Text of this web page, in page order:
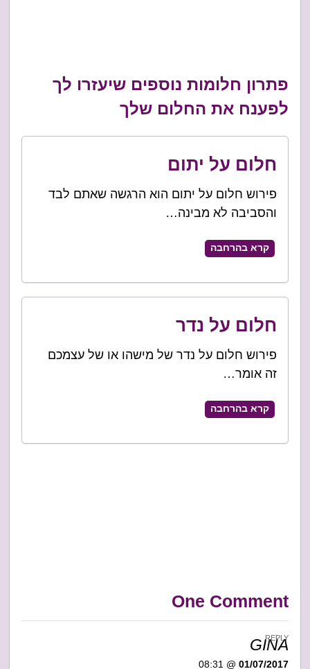
פתרון חלומות נוספים שיעזרו לך
לפענח את החלום שלך
חלום על יתום
פירוש חלום על יתום הוא הרגשה שאתם לבד
והסביבה לא מבינה…
קרא בהרחבה
חלום על נדר
פירוש חלום על נדר של מישהו או של עצמכם
זה אומר…
קרא בהרחבה
One Comment
GINA
01/07/2017
@ 08:31
REPLY